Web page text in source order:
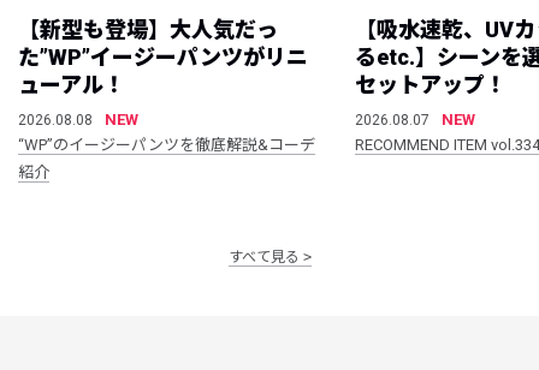
【新型も登場】大人気だっ
た”WP”イージーパンツがリニ
ューアル！
2026.08.08
NEW
“WP”のイージーパンツを徹底解説&コーデ
紹介
【吸水速乾、UV
るetc.】シーンを
セットアップ！
2026.08.07
NEW
RECOMMEND ITEM vol.334
すべて見る